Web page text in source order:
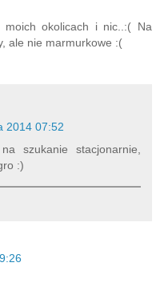
moich okolicach i nic..:( Na
ale nie marmurkowe :(
2014 07:52
szukanie stacjonarnie,
:)